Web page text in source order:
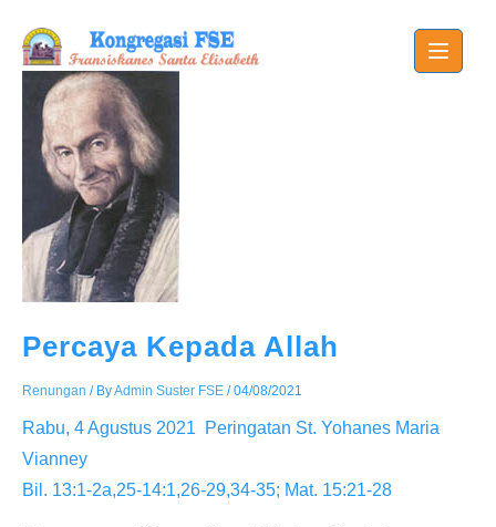
content
Percaya Kepada Allah
Renungan / ByAdmin Suster FSE /04/08/2021
Rabu, 4 Agustus 2021 Peringatan St. Yohanes Maria
Vianney
Bil. 13:1-2a,25-14:1,26-29,34-35; Mat. 15:21-28